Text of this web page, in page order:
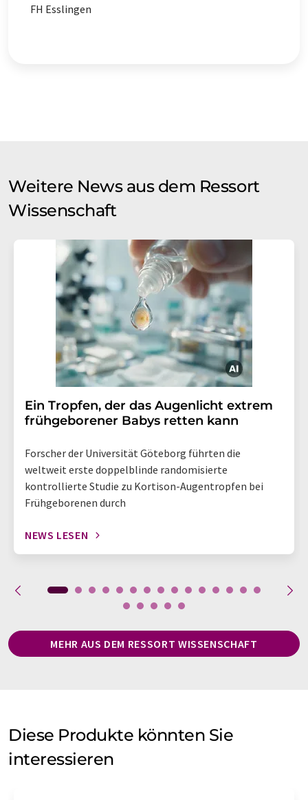
FH Esslingen
Weitere News aus dem Ressort
Wissenschaft
Ein Tropfen, der das Augenlicht extrem
frühgeborener Babys retten kann
Forscher der Universität Göteborg führten die
weltweit erste doppelblinde randomisierte
kontrollierte Studie zu Kortison-Augentropfen bei
Frühgeborenen durch
NEWS LESEN
MEHR AUS DEM RESSORT WISSENSCHAFT
Diese Produkte könnten Sie
interessieren